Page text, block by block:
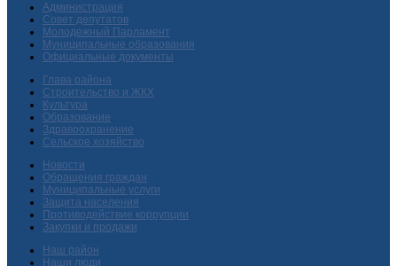
Администрация
Совет депутатов
Молодежный Парламент
Муниципальные образования
Официальные документы
Глава района
Строительство и ЖКХ
Культура
Образование
Здравоохранение
Сельское хозяйство
Новости
Обращения граждан
Муниципальные услуги
Защита населения
Противодействие коррупции
Закупки и продажи
Наш район
Наши люди